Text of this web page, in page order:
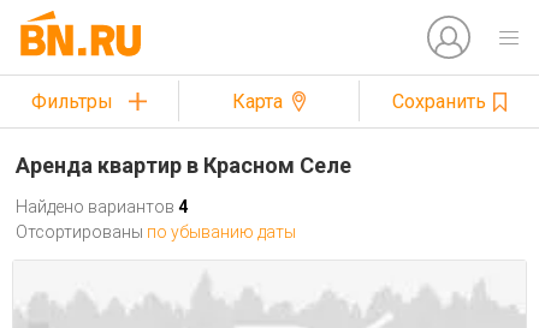
Фильтры Карта Сохранить
Аренда квартир в Красном Селе
Найдено вариантов 4
Отсортированы по убыванию даты